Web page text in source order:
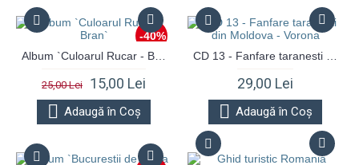
-40%
25,00 Lei 15,00 Lei
Adaugă în Coş
29,00 Lei
Adaugă în Coş